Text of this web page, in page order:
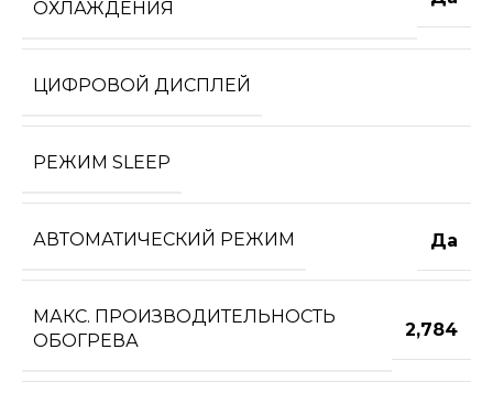
ОХЛАЖДЕНИЯ
ЦИФРОВОЙ ДИСПЛЕЙ
РЕЖИМ SLEEP
АВТОМАТИЧЕСКИЙ РЕЖИМ Да
МАКС. ПРОИЗВОДИТЕЛЬНОСТЬ
ОБОГРЕВА
2,784